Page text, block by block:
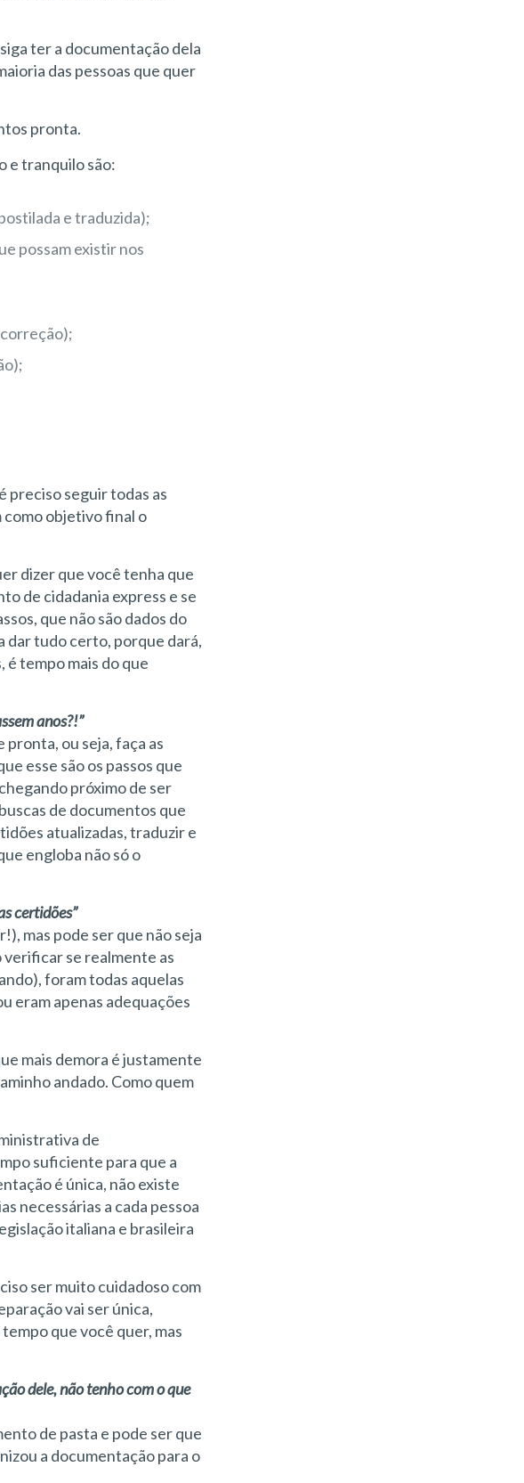
ter a documentação dela
das pessoas que quer
pronta.
e tranquilo são:
e traduzida);
possam existir nos
preciso seguir todas as
como objetivo final o
dizer que você tenha que
de cidadania express e se
que não são dados do
dar tudo certo, porque dará,
é tempo mais do que
anos?!”
pronta, ou seja, faça as
esse são os passos que
próximo de ser
de documentos que
atualizadas, traduzir e
engloba não só o
certidões”
mas pode ser que não seja
verificar se realmente as
foram todas aquelas
eram apenas adequações
mais demora é justamente
andado. Como quem
de
suficiente para que a
é única, não existe
necessárias a cada pessoa
italiana e brasileira
ser muito cuidadoso com
vai ser única,
que você quer, mas
dele, não tenho com o que
de pasta e pode ser que
a documentação para o